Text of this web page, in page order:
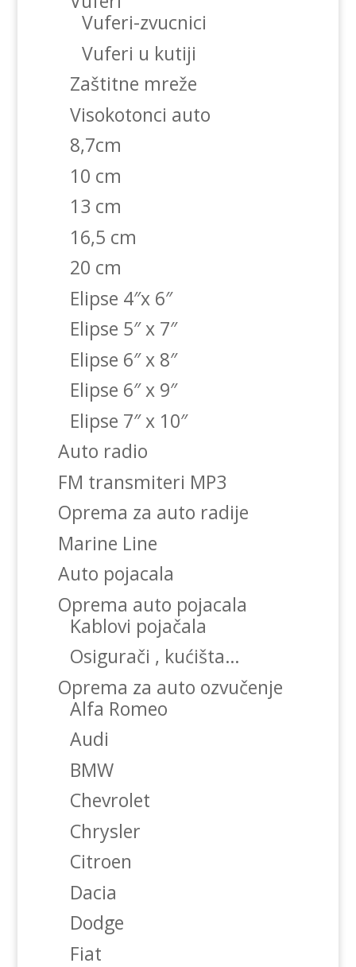
Vuferi-zvucnici
Vuferi u kutiji
Zaštitne mreže
Visokotonci auto
8,7cm
10 cm
13 cm
16,5 cm
20 cm
Elipse 4″x 6″
Elipse 5″ x 7″
Elipse 6″ x 8″
Elipse 6″ x 9″
Elipse 7″ x 10″
Auto radio
FM transmiteri MP3
Oprema za auto radije
Marine Line
Auto pojacala
Oprema auto pojacala
Kablovi pojačala
Osigurači , kućišta…
Oprema za auto ozvučenje
Alfa Romeo
Audi
BMW
Chevrolet
Chrysler
Citroen
Dacia
Dodge
Fiat